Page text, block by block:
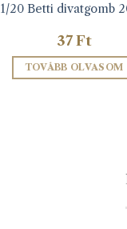
20 Betti divatgomb
37Ft
TOVÁBB OLVASOM